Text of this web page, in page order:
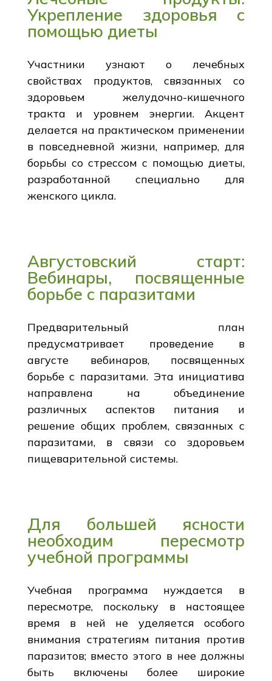
Укрепление здоровья с
помощью диеты
Участники узнают о лечебных
свойствах продуктов, связанных со
здоровьем желудочно-кишечного
тракта и уровнем энергии. Акцент
делается на практическом применении
в повседневной жизни, например, для
борьбы со стрессом с помощью диеты,
разработанной специально для
женского цикла.
Августовский старт:
Вебинары, посвященные
борьбе с паразитами
Предварительный план
предусматривает проведение в
августе вебинаров, посвященных
борьбе с паразитами. Эта инициатива
направлена на объединение
различных аспектов питания и
решение общих проблем, связанных с
паразитами, в связи со здоровьем
пищеварительной системы.
Для большей ясности
необходим пересмотр
учебной программы
Учебная программа нуждается в
пересмотре, поскольку в настоящее
время в ней не уделяется особого
внимания стратегиям питания против
паразитов; вместо этого в нее должны
быть включены более широкие